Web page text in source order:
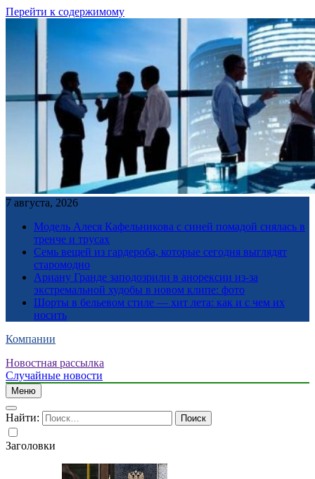
Перейти к содержимому
7 августа, 2026
Модель Алеся Кафельникова с синей помадой снялась в
тренче и трусах
Семь вещей из гардероба, которые сегодня выглядят
старомодно
Ариану Гранде заподозрили в анорексии из-за
экстремальной худобы в новом клипе: фото
Шорты в бельевом стиле — хит лета: как и с чем их
носить
Компании
Новостная рассылка
Случайные новости
Меню
Найти:
Заголовки